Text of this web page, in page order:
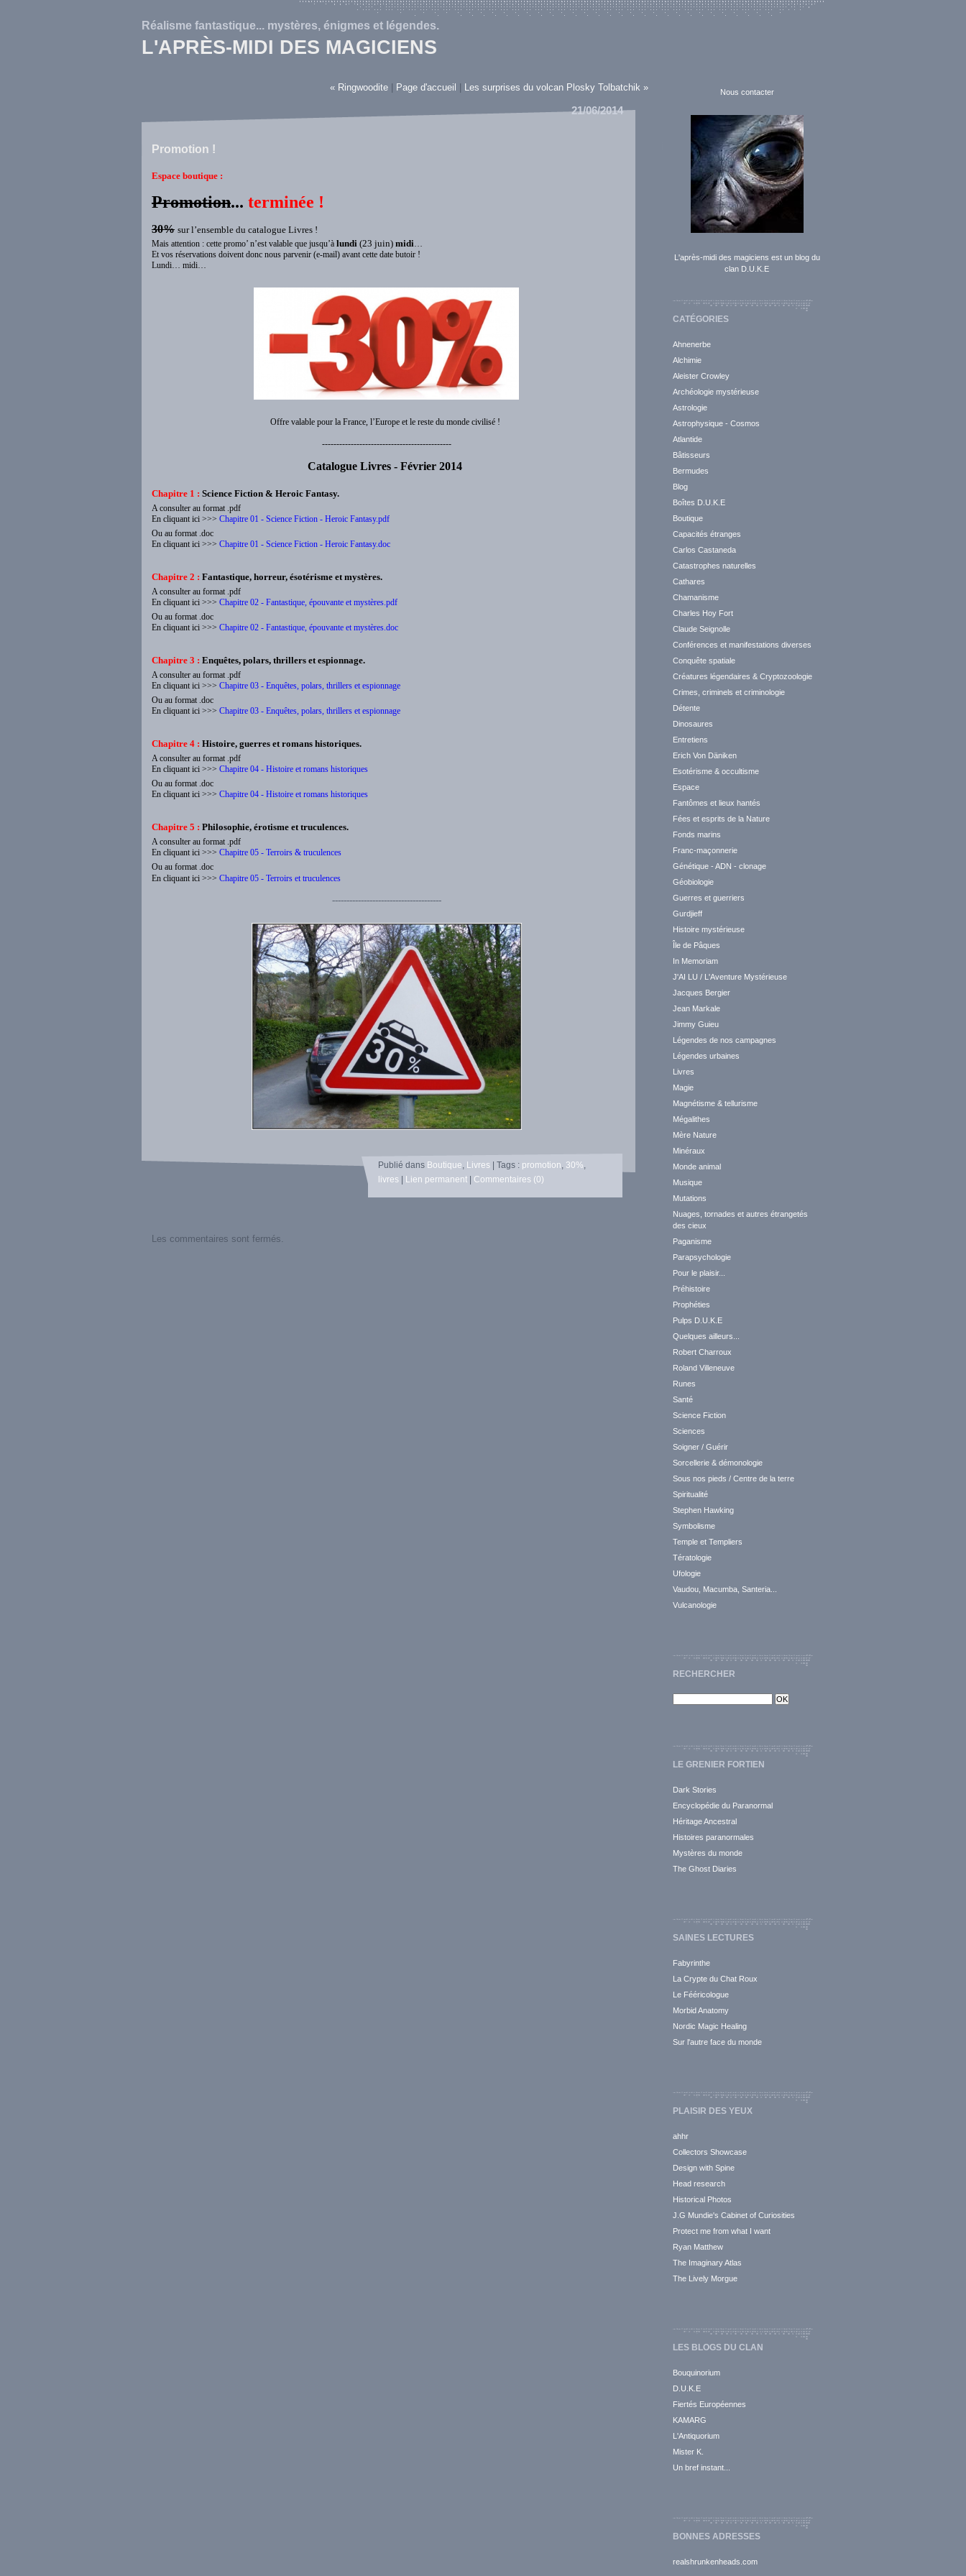
L'APRÈS-MIDI DES MAGICIENS
Réalisme fantastique... mystères, énigmes et légendes.
Nous contacter
L'après-midi des magiciens est un blog du
clan D.U.K.E
CATÉGORIES
Ahnenerbe
Alchimie
Aleister Crowley
Archéologie mystérieuse
Astrologie
Astrophysique - Cosmos
Atlantide
Bâtisseurs
Bermudes
Blog
Boîtes D.U.K.E
Boutique
Capacités étranges
Carlos Castaneda
Catastrophes naturelles
Cathares
Chamanisme
Charles Hoy Fort
Claude Seignolle
Conférences et manifestations diverses
Conquête spatiale
Créatures légendaires & Cryptozoologie
Crimes, criminels et criminologie
Détente
Dinosaures
Entretiens
Erich Von Däniken
Esotérisme & occultisme
Espace
Fantômes et lieux hantés
Fées et esprits de la Nature
Fonds marins
Franc-maçonnerie
Génétique - ADN - clonage
Géobiologie
Guerres et guerriers
Gurdjieff
Histoire mystérieuse
Île de Pâques
In Memoriam
J'AI LU / L'Aventure Mystérieuse
Jacques Bergier
Jean Markale
Jimmy Guieu
Légendes de nos campagnes
Légendes urbaines
Livres
Magie
Magnétisme & tellurisme
Mégalithes
Mère Nature
Minéraux
Monde animal
Musique
Mutations
Nuages, tornades et autres étrangetés
des cieux
Paganisme
Parapsychologie
Pour le plaisir...
Préhistoire
Prophéties
Pulps D.U.K.E
Quelques ailleurs...
Robert Charroux
Roland Villeneuve
Runes
Santé
Science Fiction
Sciences
Soigner / Guérir
Sorcellerie & démonologie
Sous nos pieds / Centre de la terre
Spiritualité
Stephen Hawking
Symbolisme
Temple et Templiers
Tératologie
Ufologie
Vaudou, Macumba, Santeria...
Vulcanologie
RECHERCHER
LE GRENIER FORTIEN
Dark Stories
Encyclopédie du Paranormal
Héritage Ancestral
Histoires paranormales
Mystères du monde
The Ghost Diaries
SAINES LECTURES
Fabyrinthe
La Crypte du Chat Roux
Le Fééricologue
Morbid Anatomy
Nordic Magic Healing
Sur l'autre face du monde
PLAISIR DES YEUX
ahhr
Collectors Showcase
Design with Spine
Head research
Historical Photos
J.G Mundie's Cabinet of Curiosities
Protect me from what I want
Ryan Matthew
The Imaginary Atlas
The Lively Morgue
LES BLOGS DU CLAN
Bouquinorium
D.U.K.E
Fiertés Européennes
KAMARG
L'Antiquorium
Mister K.
Un bref instant...
BONNES ADRESSES
realshrunkenheads.com
« Ringwoodite Page d'accueil Les surprises du volcan Plosky Tolbatchik »
21/06/2014
Promotion !
Espace boutique :
Promotion... terminée !
30% sur l’ensemble du catalogue Livres !
Mais attention : cette promo’ n’est valable que jusqu’à lundi (23 juin) midi…
Et vos réservations doivent donc nous parvenir (e-mail) avant cette date butoir !
Lundi… midi…
Offre valable pour la France, l’Europe et le reste du monde civilisé !
---------------------------------------------
Catalogue Livres - Février 2014
Chapitre 1 : Science Fiction & Heroic Fantasy.
A consulter au format .pdf
En cliquant ici >>> Chapitre 01 - Science Fiction - Heroic Fantasy.pdf
Ou au format .doc
En cliquant ici >>> Chapitre 01 - Science Fiction - Heroic Fantasy.doc
Chapitre 2 : Fantastique, horreur, ésotérisme et mystères.
A consulter au format .pdf
En cliquant ici >>> Chapitre 02 - Fantastique, épouvante et mystères.pdf
Ou au format .doc
En cliquant ici >>> Chapitre 02 - Fantastique, épouvante et mystères.doc
Chapitre 3 : Enquêtes, polars, thrillers et espionnage.
A consulter au format .pdf
En cliquant ici >>> Chapitre 03 - Enquêtes, polars, thrillers et espionnage
Ou au format .doc
En cliquant ici >>> Chapitre 03 - Enquêtes, polars, thrillers et espionnage
Chapitre 4 : Histoire, guerres et romans historiques.
A consulter au format .pdf
En cliquant ici >>> Chapitre 04 - Histoire et romans historiques
Ou au format .doc
En cliquant ici >>> Chapitre 04 - Histoire et romans historiques
Chapitre 5 : Philosophie, érotisme et truculences.
A consulter au format .pdf
En cliquant ici >>> Chapitre 05 - Terroirs & truculences
Ou au format .doc
En cliquant ici >>> Chapitre 05 - Terroirs et truculences
--------------------------------------
Publié dans Boutique Livres | Tags : promotion 30%
livres | Lien permanent | Commentaires (0)
Les commentaires sont fermés.